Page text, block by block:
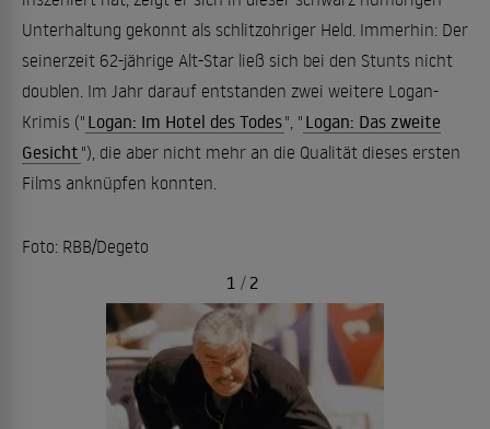
Unterhaltung gekonnt als schlitzohriger Held. Immerhin: Der
seinerzeit 62-jährige Alt-Star ließ sich bei den Stunts nicht
doublen. Im Jahr darauf entstanden zwei weitere Logan-
Krimis (" Logan: Im Hotel des Todes", " Logan: Das zweite
Gesicht "), die aber nicht mehr an die Qualität dieses ersten
Films anknüpfen konnten.
Foto: RBB/Degeto
1 / 2